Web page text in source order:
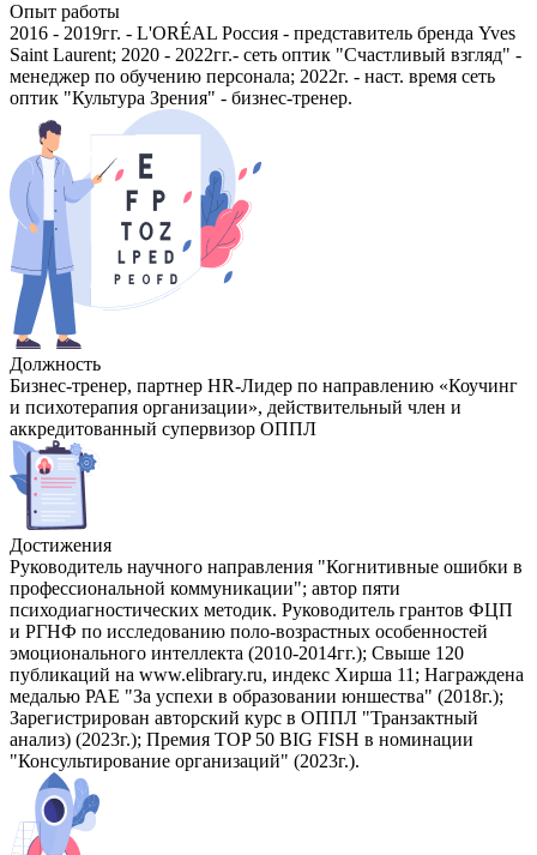
Опыт работы
2016 - 2019гг. - L'ORÉAL Россия - представитель бренда Yves
Saint Laurent; 2020 - 2022гг.- сеть оптик "Счастливый взгляд" -
менеджер по обучению персонала; 2022г. - наст. время сеть
оптик "Культура Зрения" - бизнес-тренер.
Должность
Бизнес-тренер, партнер HR-Лидер по направлению «Коучинг
и психотерапия организации», действительный член и
аккредитованный супервизор ОППЛ
Достижения
Руководитель научного направления "Когнитивные ошибки в
профессиональной коммуникации"; автор пяти
психодиагностических методик. Руководитель грантов ФЦП
и РГНФ по исследованию поло-возрастных особенностей
эмоционального интеллекта (2010-2014гг.); Свыше 120
публикаций на www.elibrary.ru, индекс Хирша 11; Награждена
медалью РАЕ "За успехи в образовании юншества" (2018г.);
Зарегистрирован авторский курс в ОППЛ "Транзактный
анализ) (2023г.); Премия TOP 50 BIG FISH в номинации
"Консультирование организаций" (2023г.).